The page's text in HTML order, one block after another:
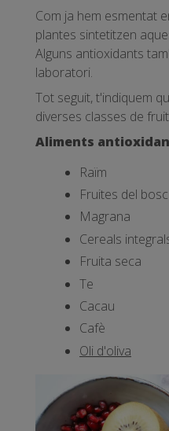
Com ja hem esmentat
plantes sintetitzen
Alguns antioxidants
laboratori.
Tot seguit, t'indiquem
diverses classes de
Aliments
Raïm
Fruites del bosc
Magrana
Cereals
Fruita seca
Te
Cacau
Cafè
Oli d'oliva